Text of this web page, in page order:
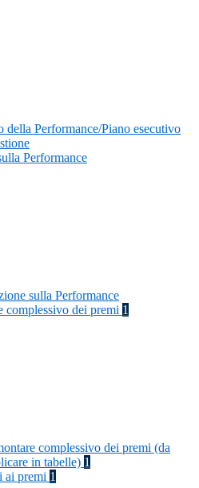
della Performance/Piano esecutivo
Performance
sulla Performance
complessivo dei premi 1
complessivo dei premi (da
in tabelle) 1
ai premi 1